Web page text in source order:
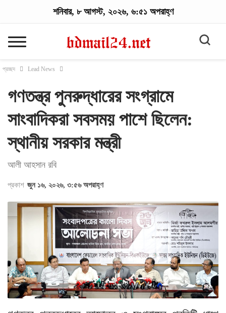
শনিবার, ৮ আগস্ট, ২০২৬, ৬:৫১ অপরাহ্ণ
প্রচ্ছদ Lead News
গণতন্ত্র পুনরুদ্ধারের সংগ্রামে
সাংবাদিকরা সবসময় পাশে ছিলেন:
স্থানীয় সরকার মন্ত্রী
আলী আহসান রবি
প্রকাশ জুন ১৬, ২০২৬, ৩:৫৬ অপরাহ্ণ